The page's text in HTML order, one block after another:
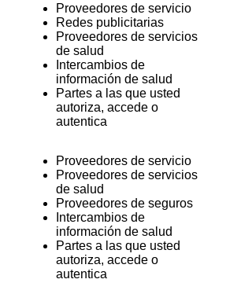
Proveedores de servicio
Redes publicitarias
Proveedores de servicios
de salud
Intercambios de
información de salud
Partes a las que usted
autoriza, accede o
autentica
Proveedores de servicio
Proveedores de servicios
de salud
Proveedores de seguros
Intercambios de
información de salud
Partes a las que usted
autoriza, accede o
autentica